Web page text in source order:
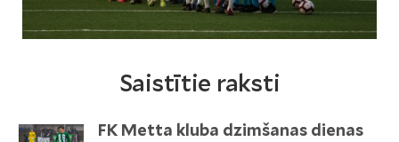
Saistītie raksti
FK Metta kluba dzimšanas dienas